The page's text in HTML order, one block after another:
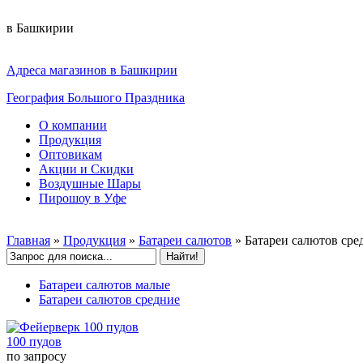
в Башкирии
Адреса магазинов в Башкирии
География Большого Праздника
О компании
Продукция
Оптовикам
Акции и Скидки
Воздушные Шары
Пирошоу в Уфе
Главная » Продукция » Батареи салютов » Батареи салютов
Батареи салютов малые
Батареи салютов средние
100 пудов
по запросу